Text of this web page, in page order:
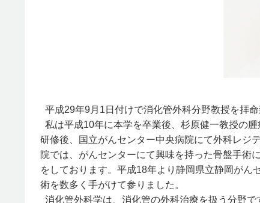
平成29年9月1日付けで消化管外科分野教授を拝
私は平成10年に本学を卒業後、杉原健一教授の
研修後、国立がんセンター中央病院にて外科レジ
院では、がんセンターにて興味を持った骨盤手術
をしております。平成18年より静岡県立静岡が
術を数多く手がけて参りました。
消化管外科学は、消化管の外科治療を扱う分野